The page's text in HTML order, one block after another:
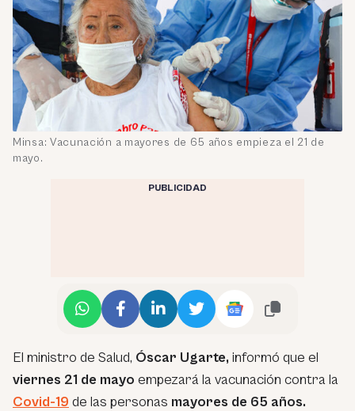
Minsa: Vacunación a mayores de 65 años empieza el 21 de
mayo.
PUBLICIDAD
El ministro de Salud, Óscar Ugarte, informó que el
viernes 21 de mayo empezará la vacunación contra la
Covid-19 de las personas mayores de 65 años.